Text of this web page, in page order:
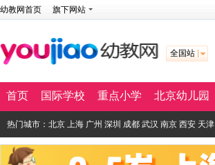
幼教网首页 旗下网站
全国站
首页 国际学校 重点小学 北京幼儿园
热门城市： 北京 上海 广州 深圳 成都 武汉 南京 西安 天津